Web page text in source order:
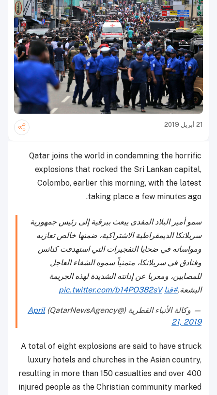
21 أبريل 2019
Qatar joins the world in condemning the horrific
explosions that rocked the Sri Lankan capital,
Colombo, earlier this morning, with the latest
taking place a few minutes ago.
سمو أمير البلاد المفدى يبعث ببرقية إلى رئيس جمهورية
سريلانكا الديمقراطية الاشتراكية، ضمنها خالص تعازيه
ومواساته في ضحايا التفجيرات التي استهدفت كنائس
وفنادق في سريلانكا، متمنياً سموه الشفاء العاجل
للمصابين، ومعربا عن إدانته الشديدة لهذه الجريمة
البشعة.#قنا pic.twitter.com/b14PO382sV
— وكالة الأنباء القطرية (@QatarNewsAgency)
April
21, 2019
A total of eight explosions are said to have struck
luxury hotels and churches in the Asian country,
resulting in more than 150 casualties and over 400
injured people as the Christian community marked